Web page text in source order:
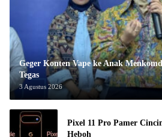
Geger Konten Vape ke Anak
Tegas
3 Agustus 2026
Pixel 11 Pro Pamer
Heboh